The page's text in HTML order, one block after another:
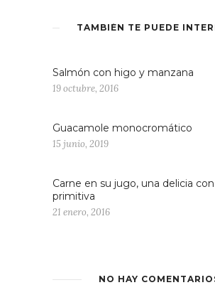
TAMBIÉN TE PUEDE
Salmón con higo y manzana
19 octubre, 2016
Guacamole monocromático
15 junio, 2019
Carne en su jugo, una delicia
primitiva
21 enero, 2016
NO HAY